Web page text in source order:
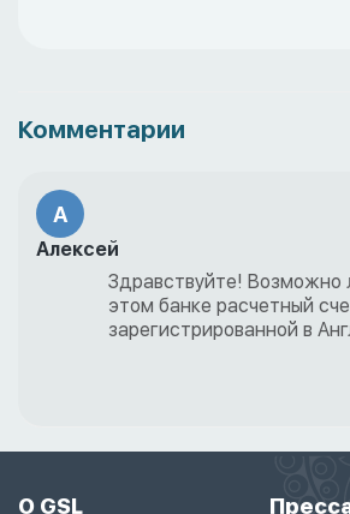
Комментарии
А
Алексей
Здравствуйте! Возможно
этом банке расчетный
зарегистрированной в
О GSL